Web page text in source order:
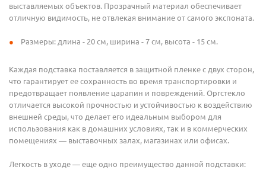
выставляемых объектов. Прозрачный материал обеспечивает
отличную видимость, не отвлекая внимание от самого экспоната.
Размеры: длина - 20 см, ширина - 7 см, высота - 15 см.
Каждая подставка поставляется в защитной пленке с двух сторон,
что гарантирует ее сохранность во время транспортировки и
предотвращает появление царапин и повреждений. Оргстекло
отличается высокой прочностью и устойчивостью к воздействию
внешней среды, что делает его идеальным выбором для
использования как в домашних условиях, так и в коммерческих
помещениях — выставочных залах, магазинах или офисах.
Легкость в уходе — еще одно преимущество данной подставки: